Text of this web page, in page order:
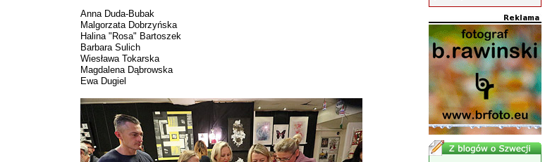
Anna Duda-Bubak
Malgorzata Dobrzyńska
Halina "Rosa" Bartoszek
Barbara Sulich
Wiesława Tokarska
Magdalena Dąbrowska
Ewa Dugiel